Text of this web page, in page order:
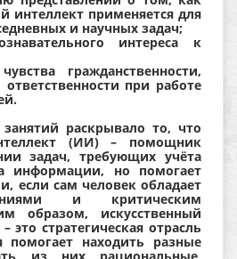
интеллект применяется для
и научных задач;
интереса к
гражданственности,
при работе
раскрывало то, что
(ИИ) – помощник
задач, требующих учёта
информации, но помогает
если сам человек обладает
и критическим
образом, искусственный
это стратегическая отрасль
помогает находить разные